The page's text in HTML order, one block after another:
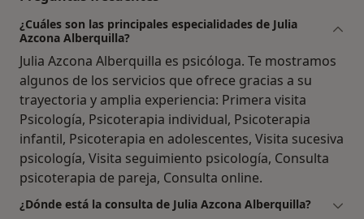
¿Cuáles son las principales especialidades de Julia
Azcona Alberquilla?
Julia Azcona Alberquilla es psicóloga. Te mostramos
algunos de los servicios que ofrece gracias a su
trayectoria y amplia experiencia: Primera visita
Psicología, Psicoterapia individual, Psicoterapia
infantil, Psicoterapia en adolescentes, Visita sucesiva
psicología, Visita seguimiento psicología, Consulta
psicoterapia de pareja, Consulta online.
¿Dónde está la consulta de Julia Azcona Alberquilla?